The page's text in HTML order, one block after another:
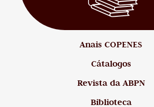
Anais COPENES
Cátalogos
Revista da ABPN
Biblioteca